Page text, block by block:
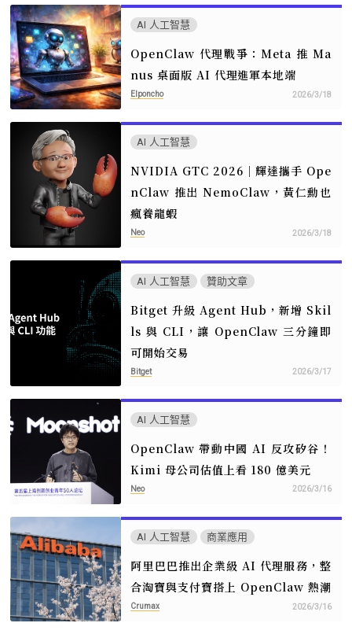
AI 人工智慧
OpenClaw 代理戰爭：Meta 推 Ma
nus 桌面版 AI 代理進軍本地端
Elponcho 2026/3/18
AI 人工智慧
NVIDIA GTC 2026｜輝達攜手 Ope
nClaw 推出 NemoClaw，黃仁勳也
瘋養龍蝦
Neo 2026/3/18
AI 人工智慧 贊助文章
Bitget 升級 Agent Hub，新增 Skil
ls 與 CLI，讓 OpenClaw 三分鐘即
可開始交易
Bitget 2026/3/17
AI 人工智慧
OpenClaw 帶動中國 AI 反攻矽谷！
Kimi 母公司估值上看 180 億美元
Neo 2026/3/16
AI 人工智慧 商業應用
阿里巴巴推出企業級 AI 代理服務，整
合淘寶與支付寶搭上 OpenClaw 熱潮
Crumax 2026/3/16